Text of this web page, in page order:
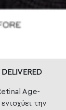
Age-
την